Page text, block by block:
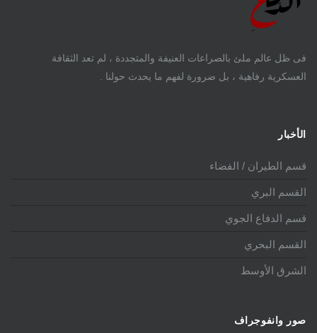
فى ظل عالم ملئ بالصراعات العنيفة والمتجددة ، لم تعد الثقافة
العسكرية رفاهية ، بل ضرورة لفهم ما يحدث حولنا .
الأخبار
قسم الطيران / الفضاء
القسم البري
قسم الدفاع الجوي
القسم البحري
الشرق الأوسط
صور وانفوجراف